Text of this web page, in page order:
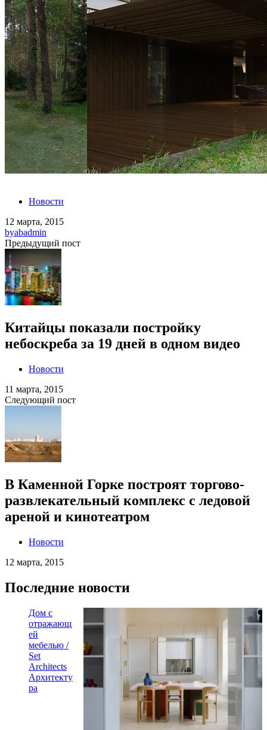
Новости
12 марта, 2015
byabadmin
Предыдущий пост
Китайцы показали постройку
небоскреба за 19 дней в одном видео
Новости
11 марта, 2015
Следующий пост
В Каменной Горке построят торгово-
развлекательный комплекс с ледовой
ареной и кинотеатром
Новости
12 марта, 2015
Последние новости
Дом с
отражающ
ей
мебелью /
Set
Architects
Архитекту
ра